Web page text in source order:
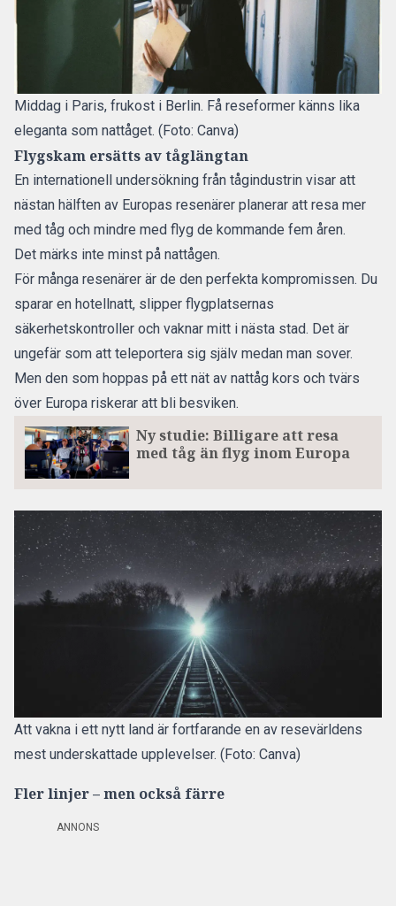
Middag i Paris, frukost i Berlin. Få reseformer känns lika
eleganta som nattåget. (Foto: Canva)
Flygskam ersätts av tåglängtan
En internationell undersökning från tågindustrin visar att
nästan hälften av Europas resenärer planerar att resa mer
med tåg och mindre med flyg de kommande fem åren.
Det märks inte minst på nattågen.
För många resenärer är de den perfekta kompromissen. Du
sparar en hotellnatt, slipper flygplatsernas
säkerhetskontroller och vaknar mitt i nästa stad. Det är
ungefär som att teleportera sig själv medan man sover.
Men den som hoppas på ett nät av nattåg kors och tvärs
över Europa riskerar att bli besviken.
Ny studie: Billigare att resa
med tåg än flyg inom Europa
Att vakna i ett nytt land är fortfarande en av resevärldens
mest underskattade upplevelser. (Foto: Canva)
Fler linjer – men också färre
ANNONS